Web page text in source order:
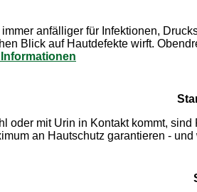
anfälliger für Infektionen,
Blick auf Hautdefekte wirft.
Informationen
oder mit Urin in Kontakt kommt,
an Hautschutz garantieren -